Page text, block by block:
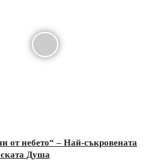
от небето“ – Най-съкровената
Душа